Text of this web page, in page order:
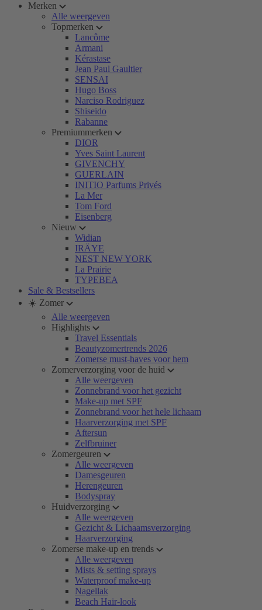
Merken
Alle weergeven
Topmerken
Lancôme
Armani
Kérastase
Jean Paul Gaultier
SENSAI
Hugo Boss
Narciso Rodriguez
Shiseido
Rabanne
Premiummerken
DIOR
Yves Saint Laurent
GIVENCHY
GUERLAIN
INITIO Parfums Privés
La Mer
Tom Ford
Eisenberg
Nieuw
Widian
IRÄYE
NEST NEW YORK
La Prairie
TYPEBEA
Sale & Bestsellers
☀️ Zomer
Alle weergeven
Highlights
Travel Essentials
Beautyzomertrends 2026
Zomerse must-haves voor hem
Zomerverzorging voor de huid
Alle weergeven
Zonnebrand voor het gezicht
Make-up met SPF
Zonnebrand voor het hele lichaam
Haarverzorging met SPF
Aftersun
Zelfbruiner
Zomergeuren
Alle weergeven
Damesgeuren
Herengeuren
Bodyspray
Huidverzorging
Alle weergeven
Gezicht & Lichaamsverzorging
Haarverzorging
Zomerse make-up en trends
Alle weergeven
Mists & setting sprays
Waterproof make-up
Nagellak
Beach Hair-look